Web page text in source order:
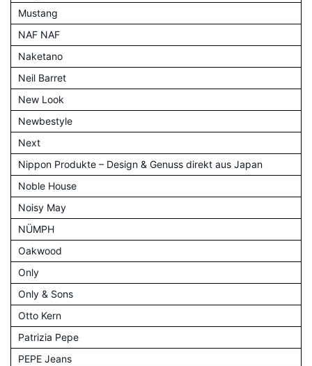
Mustang
NAF NAF
Naketano
Neil Barret
New Look
Newbestyle
Next
Nippon Produkte – Design & Genuss direkt aus Japan
Noble House
Noisy May
NÜMPH
Oakwood
Only
Only & Sons
Otto Kern
Patrizia Pepe
PEPE Jeans